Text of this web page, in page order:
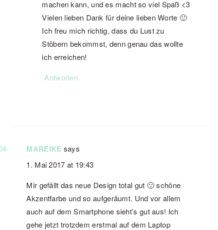
machen kann, und es macht so viel Spaß <3
Vielen lieben Dank für deine lieben Worte 🙂
Ich freu mich richtig, dass du Lust zu
Stöbern bekommst, denn genau das wollte
ich erreichen!
Antworten
MAREIKE says
1. Mai 2017 at 19:43
Mir gefällt das neue Design total gut 🙂 schöne
Akzentfarbe und so aufgeräumt. Und vor allem
auch auf dem Smartphone sieht’s gut aus! Ich
gehe jetzt trotzdem erstmal auf dem Laptop